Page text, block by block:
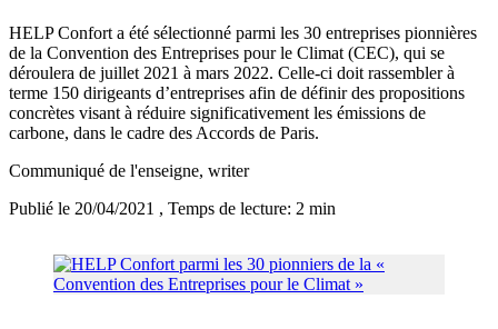
HELP Confort a été sélectionné parmi les 30 entreprises pionnières
de la Convention des Entreprises pour le Climat (CEC), qui se
déroulera de juillet 2021 à mars 2022. Celle-ci doit rassembler à
terme 150 dirigeants d’entreprises afin de définir des propositions
concrètes visant à réduire significativement les émissions de
carbone, dans le cadre des Accords de Paris.
Communiqué de l'enseigne, writer
Publié le 20/04/2021 , Temps de lecture: 2 min